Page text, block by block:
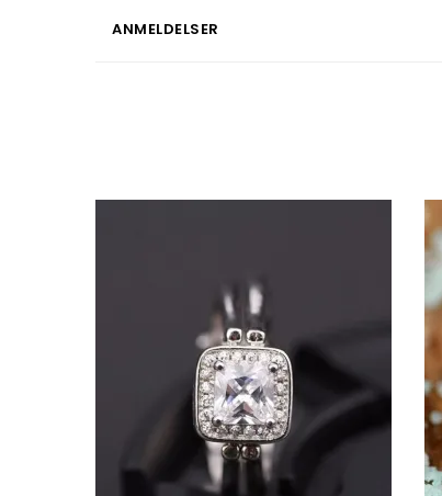
ANMELDELSER